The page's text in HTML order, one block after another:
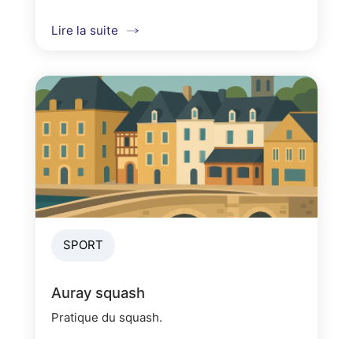
Lire la suite
SPORT
Auray squash
Pratique du squash.